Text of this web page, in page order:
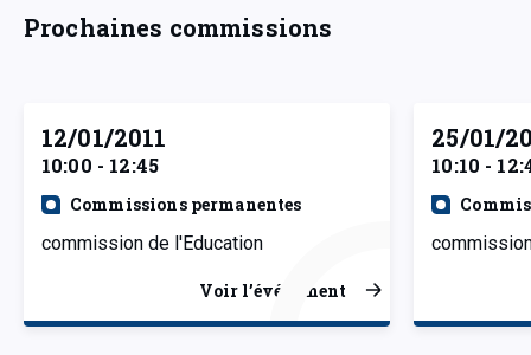
Prochaines commissions
12/01/2011
10:00 - 12:45
Commissions permanentes
commission de l'Education
Voir l’événement
25/01/
10:10 -